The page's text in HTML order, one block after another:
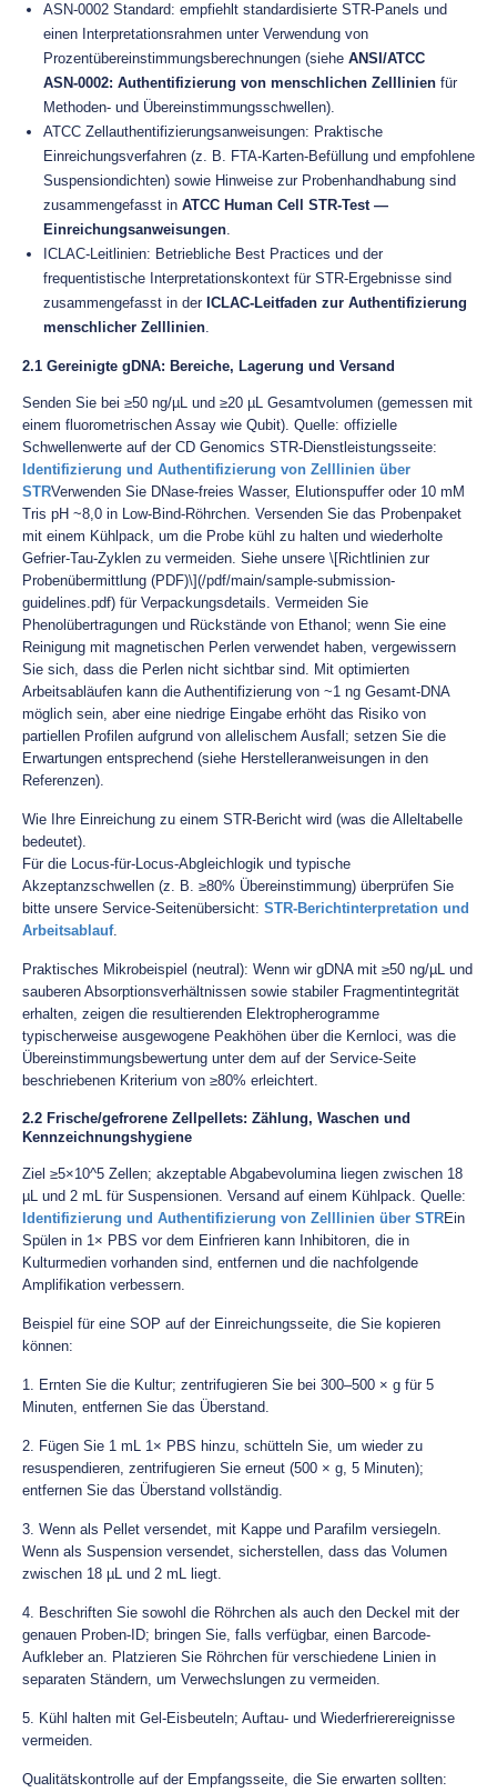
ASN‑0002 Standard: empfiehlt standardisierte STR-Panels und
einen Interpretationsrahmen unter Verwendung von
Prozentübereinstimmungsberechnungen (siehe ANSI/ATCC
ASN‑0002: Authentifizierung von menschlichen Zelllinien für
Methoden- und Übereinstimmungsschwellen).
ATCC Zellauthentifizierungsanweisungen: Praktische
Einreichungsverfahren (z. B. FTA-Karten-Befüllung und empfohlene
Suspensiondichten) sowie Hinweise zur Probenhandhabung sind
zusammengefasst in ATCC Human Cell STR-Test —
Einreichungsanweisungen.
ICLAC-Leitlinien: Betriebliche Best Practices und der
frequentistische Interpretationskontext für STR-Ergebnisse sind
zusammengefasst in der ICLAC-Leitfaden zur Authentifizierung
menschlicher Zelllinien.
2.1 Gereinigte gDNA: Bereiche, Lagerung und Versand
Senden Sie bei ≥50 ng/µL und ≥20 µL Gesamtvolumen (gemessen mit
einem fluorometrischen Assay wie Qubit). Quelle: offizielle
Schwellenwerte auf der CD Genomics STR-Dienstleistungsseite:
Identifizierung und Authentifizierung von Zelllinien über
STRVerwenden Sie DNase-freies Wasser, Elutionspuffer oder 10 mM
Tris pH ~8,0 in Low-Bind-Röhrchen. Versenden Sie das Probenpaket
mit einem Kühlpack, um die Probe kühl zu halten und wiederholte
Gefrier-Tau-Zyklen zu vermeiden. Siehe unsere \[Richtlinien zur
Probenübermittlung (PDF)\](/pdf/main/sample-submission-
guidelines.pdf) für Verpackungsdetails. Vermeiden Sie
Phenolübertragungen und Rückstände von Ethanol; wenn Sie eine
Reinigung mit magnetischen Perlen verwendet haben, vergewissern
Sie sich, dass die Perlen nicht sichtbar sind. Mit optimierten
Arbeitsabläufen kann die Authentifizierung von ~1 ng Gesamt-DNA
möglich sein, aber eine niedrige Eingabe erhöht das Risiko von
partiellen Profilen aufgrund von allelischem Ausfall; setzen Sie die
Erwartungen entsprechend (siehe Herstelleranweisungen in den
Referenzen).
Wie Ihre Einreichung zu einem STR-Bericht wird (was die Alleltabelle
bedeutet).
Für die Locus-für-Locus-Abgleichlogik und typische
Akzeptanzschwellen (z. B. ≥80% Übereinstimmung) überprüfen Sie
bitte unsere Service-Seitenübersicht: STR-Berichtinterpretation und
Arbeitsablauf.
Praktisches Mikrobeispiel (neutral): Wenn wir gDNA mit ≥50 ng/µL und
sauberen Absorptionsverhältnissen sowie stabiler Fragmentintegrität
erhalten, zeigen die resultierenden Elektropherogramme
typischerweise ausgewogene Peakhöhen über die Kernloci, was die
Übereinstimmungsbewertung unter dem auf der Service-Seite
beschriebenen Kriterium von ≥80% erleichtert.
2.2 Frische/gefrorene Zellpellets: Zählung, Waschen und
Kennzeichnungshygiene
Ziel ≥5×10^5 Zellen; akzeptable Abgabevolumina liegen zwischen 18
µL und 2 mL für Suspensionen. Versand auf einem Kühlpack. Quelle:
Identifizierung und Authentifizierung von Zelllinien über STREin
Spülen in 1× PBS vor dem Einfrieren kann Inhibitoren, die in
Kulturmedien vorhanden sind, entfernen und die nachfolgende
Amplifikation verbessern.
Beispiel für eine SOP auf der Einreichungsseite, die Sie kopieren
können:
1. Ernten Sie die Kultur; zentrifugieren Sie bei 300–500 × g für 5
Minuten, entfernen Sie das Überstand.
2. Fügen Sie 1 mL 1× PBS hinzu, schütteln Sie, um wieder zu
resuspendieren, zentrifugieren Sie erneut (500 × g, 5 Minuten);
entfernen Sie das Überstand vollständig.
3. Wenn als Pellet versendet, mit Kappe und Parafilm versiegeln.
Wenn als Suspension versendet, sicherstellen, dass das Volumen
zwischen 18 µL und 2 mL liegt.
4. Beschriften Sie sowohl die Röhrchen als auch den Deckel mit der
genauen Proben-ID; bringen Sie, falls verfügbar, einen Barcode-
Aufkleber an. Platzieren Sie Röhrchen für verschiedene Linien in
separaten Ständern, um Verwechslungen zu vermeiden.
5. Kühl halten mit Gel-Eisbeuteln; Auftau- und Wiederfrierereignisse
vermeiden.
Qualitätskontrolle auf der Empfangsseite, die Sie erwarten sollten: